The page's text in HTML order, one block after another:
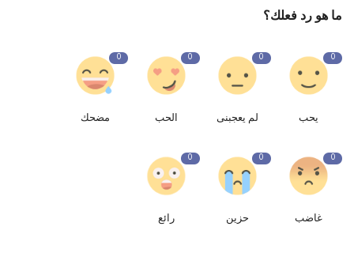
ما هو رد فعلك؟
0
يحب
0
لم يعجبنى
0
الحب
0
مضحك
0
غاضب
0
حزين
0
رائع